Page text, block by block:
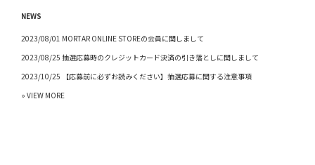
NEWS
2023/08/01 MORTAR ONLINE STOREの会員に関しまして
2023/08/25 抽選応募時のクレジットカード決済の引き落としに関しまして
2023/10/25 【応募前に必ずお読みください】抽選応募に関する注意事項
» VIEW MORE